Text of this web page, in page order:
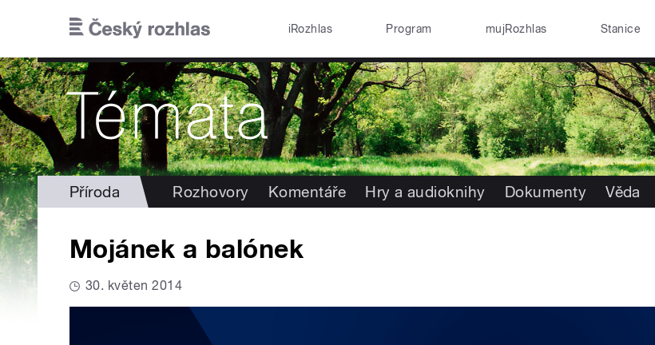
iRozhlas Program mujRozhlas Stanice
Příroda Rozhovory Komentáře Hry a audioknihy Dokumenty Věda
Mojánek a balónek
30. květen 2014